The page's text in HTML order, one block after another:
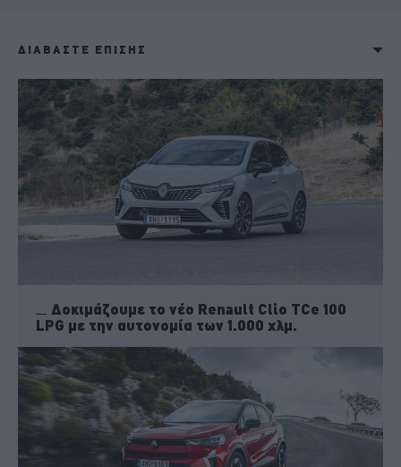
ΔΙΑΒΑΣΤΕ ΕΠΙΣΗΣ
Δοκιμάζουμε το νέο Renault Clio TCe 100
LPG με την αυτονομία των 1.000 χλμ.